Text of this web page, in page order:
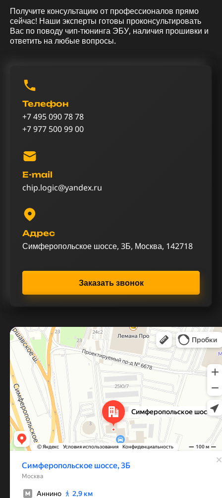
Получите консультацию от профессионалов прямо
сейчас! Наши эксперты готовы проконсультировать
Вас по поводу чип-тюнинга ЭБУ, наличия прошивки и
ответить на любые вопросы.
Телефон
+7 495 090 78 78
+7 977 500 99 00
E-mail
chip.logic@yandex.ru
Адрес
Симферопольское шоссе, 3Б, Москва, 142718
Заказать звонок